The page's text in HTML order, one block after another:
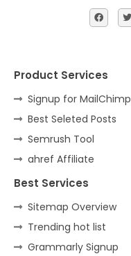
Product Services
Signup for MailChimp
Best Seleted Posts
Semrush Tool
ahref Affiliate
Best Services
Sitemap Overview
Trending hot list
Grammarly Signup